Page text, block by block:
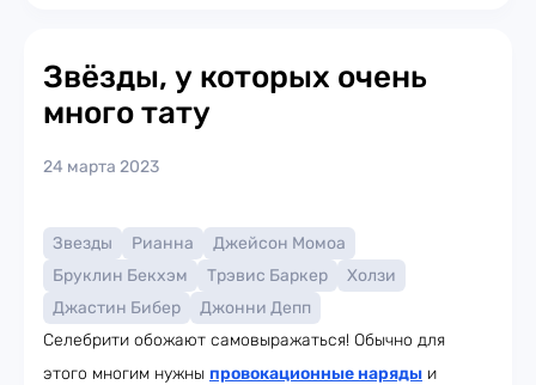
Звёзды, у которых очень
много тату
24 марта 2023
Звезды Рианна
Джейсон Момоа
Бруклин Бекхэм
Трэвис Баркер
Холзи
Джастин Бибер
Джонни Депп
Селебрити обожают самовыражаться! Обычно для
этого многим нужны провокационные наряды и